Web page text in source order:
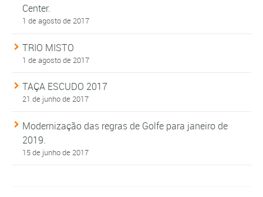
Center.
1 de agosto de 2017
TRIO MISTO
1 de agosto de 2017
TAÇA ESCUDO 2017
21 de junho de 2017
Modernização das regras de Golfe para janeiro de
2019.
15 de junho de 2017